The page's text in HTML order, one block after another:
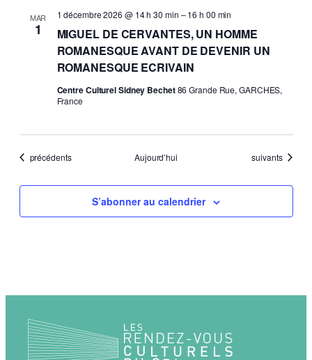
MAR
1
MIGUEL DE CERVANTES, UN HOMME
ROMANESQUE AVANT DE DEVENIR UN
ROMANESQUE ECRIVAIN
1 décembre 2026 @ 14 h 30 min –16 h 00 min
Centre Culturel Sidney Bechet86 Grande Rue, GARCHES,
France
Évènements
précédents Aujourd’hui Évènements
suivants
S’abonner au calendrier